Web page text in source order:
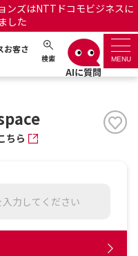
ンズはNTTドコモビジネスに
した
お客さ
検索 MENU
ート 日本語 English
サポートサイトの使い方
ちら